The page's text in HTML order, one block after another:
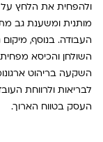
ולהפחית את הלחץ על
מותנית ומשענת גב
העבודה. בנוסף,
השולחן והכיסא
השקעה בריהוט
לבריאות ולרווחת
העסק בטווח הארוך.